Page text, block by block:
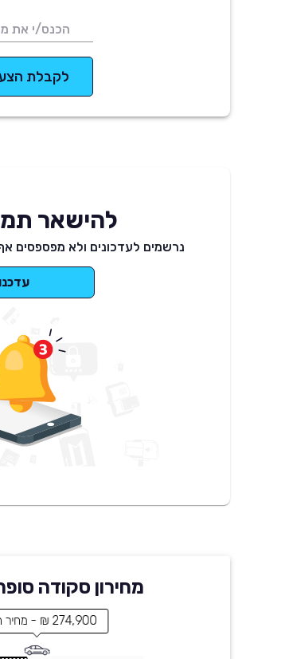
לקבלת
להישאר
נרשמים לעדכונים ולא מפספסים
מחירון סקודה סופרב 2026
274,900 ₪ - מחיר הרכב